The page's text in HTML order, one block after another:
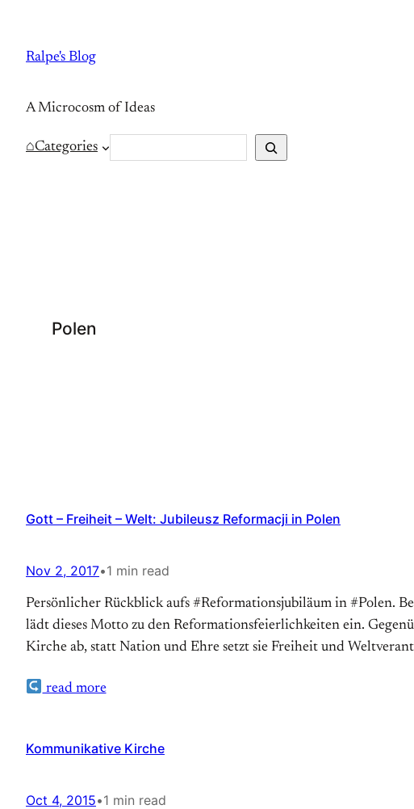
content
Ralpe's Blog
A Microcosm of Ideas
⌂Categories
e
Polen
Gott – Freiheit – Welt: Jubileusz Reformacji in Polen
Nov 2, 2017•1 min read
Persönlicher Rückblick aufs #Reformationsjubiläum in #Polen.
lädt dieses Motto zu den Reformationsfeierlichkeiten ein.
Kirche ab, statt Nation und Ehre setzt sie Freiheit und
read more
Kommunikative Kirche
Oct 4, 2015•1 min read